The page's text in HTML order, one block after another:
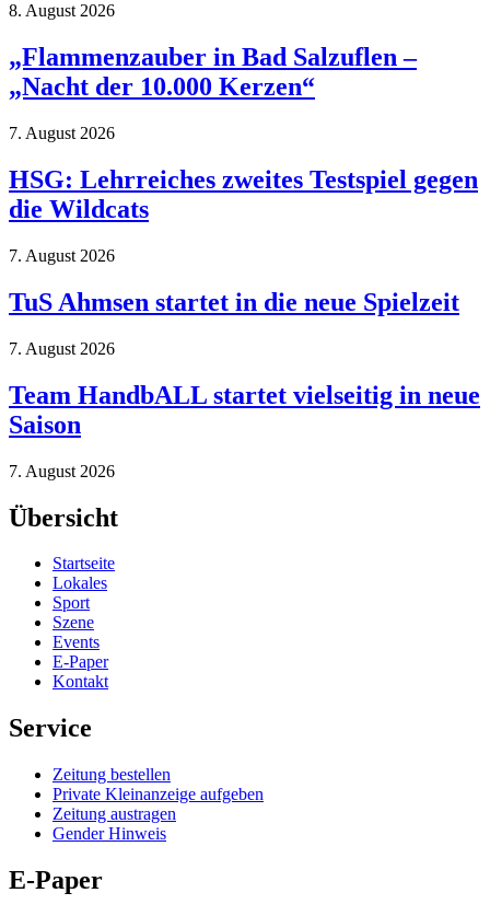
8. August 2026
„Flammenzauber in Bad Salzuflen –
„Nacht der 10.000 Kerzen“
7. August 2026
HSG: Lehrreiches zweites Testspiel gegen
die Wildcats
7. August 2026
TuS Ahmsen startet in die neue Spielzeit
7. August 2026
Team HandbALL startet vielseitig in neue
Saison
7. August 2026
Übersicht
Startseite
Lokales
Sport
Szene
Events
E-Paper
Kontakt
Service
Zeitung bestellen
Private Kleinanzeige aufgeben
Zeitung austragen
Gender Hinweis
E-Paper